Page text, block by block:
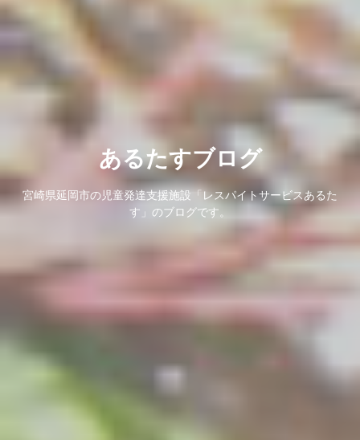
あるたすブログ
宮崎県延岡市の児童発達支援施設「レスパイトサービスあるた
す」のブログです。